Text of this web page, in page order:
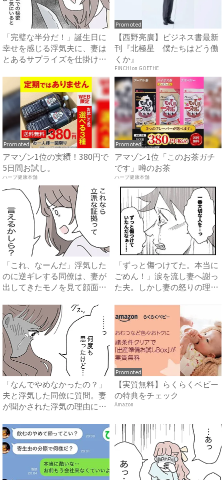
「完璧な半分だ！」誕生日に
幸せを感じる浮気夫に、妻は
とあるサプライズを仕掛け…
Promoted
【西野亮廣】ビジネス書最新
刊『北極星 僕たちはどう働
くか』
FINCHI on GOETHE
Promoted
アマゾン1位の実績！380円で
5日間お試し。
ハーブ健康本舗
Promoted
アマゾン1位「このお茶ガチ
です」噂のお茶
ハーブ健康本舗
「これ、なーんだ」浮気した
のに逆ギレする同僚は、妻が
出してきたモノを見て顔面蒼
「ずっと傷つけてた。本当に
ごめん！」涙を流し妻へ謝っ
た夫。しかし妻の怒りの理由
「なんでやめなかったの？」
夫と浮気した同僚に質問。妻
が聞かされた浮気の理由にあ
Promoted
【実質無料】らくらくベビー
の特典をチェック
Amazon